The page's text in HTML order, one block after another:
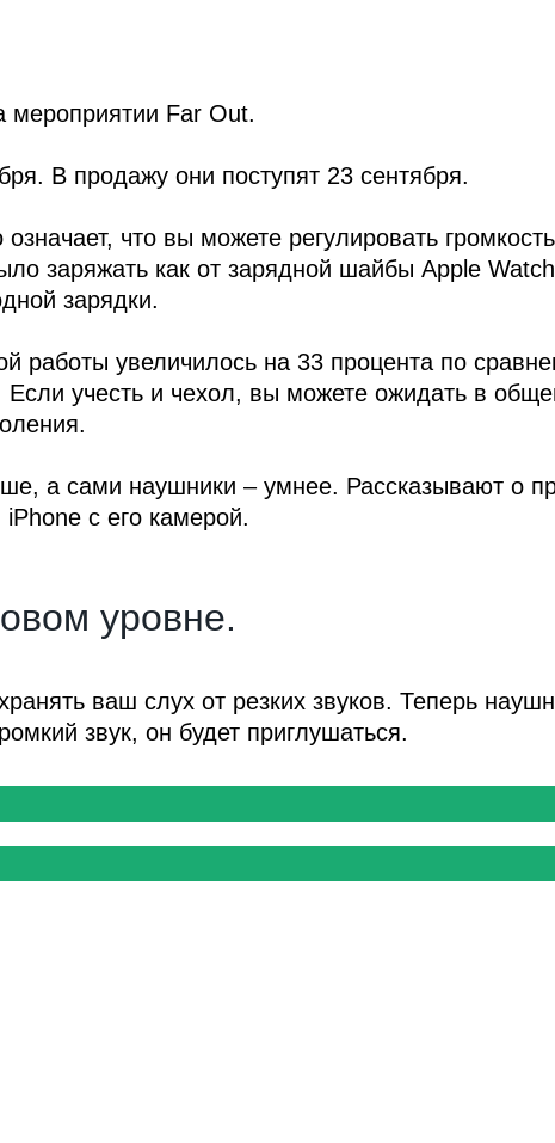
мероприятии Far Out.
В продажу они поступят 23 сентября.
что вы можете регулировать
заряжать как от зарядной шайбы Apple
зарядки.
работы увеличилось на 33 процента по
учесть и чехол, вы можете ожидать в
а сами наушники – умнее. Рассказывают о
с его камерой.
уровне.
ваш слух от резких звуков. Теперь
звук, он будет приглушаться.